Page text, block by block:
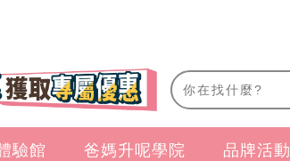
驗館 爸媽升呢學院 品牌活動